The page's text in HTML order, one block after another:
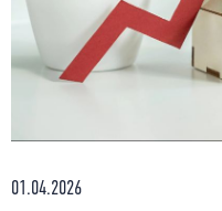
01.04.2026